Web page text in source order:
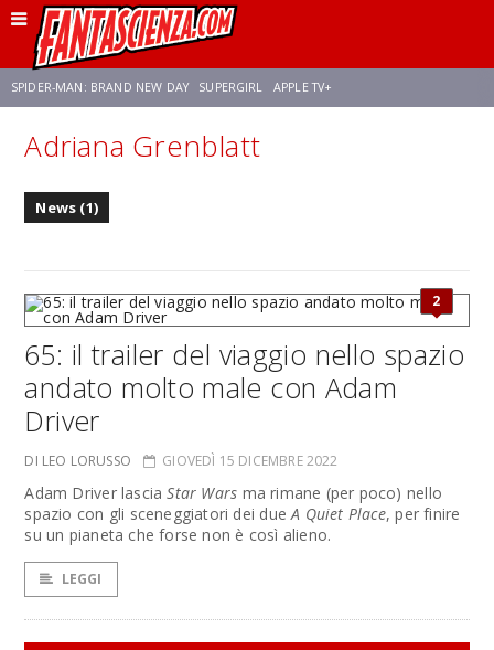
SPIDER-MAN: BRAND NEW DAY SUPERGIRL APPLE TV+
FRANCO RICCIARDIELLO ZENDAYA STAR TREK
Adriana Grenblatt
News (1)
2
65: il trailer del viaggio nello spazio
andato molto male con Adam
Driver
DI LEO LORUSSO GIOVEDÌ 15 DICEMBRE 2022
Adam Driver lasciaStar Wars ma rimane (per poco) nello
spazio con gli sceneggiatori dei dueA Quiet Place, per finire
su un pianeta che forse non è così alieno.
LEGGI